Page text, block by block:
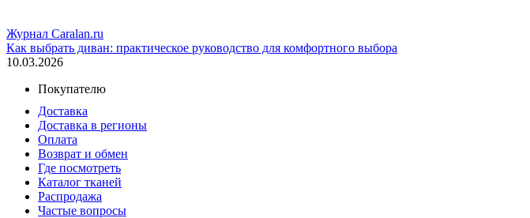
Журнал Caralan.ru
Как выбрать диван: практическое руководство для комфортного выбора
10.03.2026
Покупателю
Доставка
Доставка в регионы
Оплата
Возврат и обмен
Где посмотреть
Каталог тканей
Распродажа
Частые вопросы